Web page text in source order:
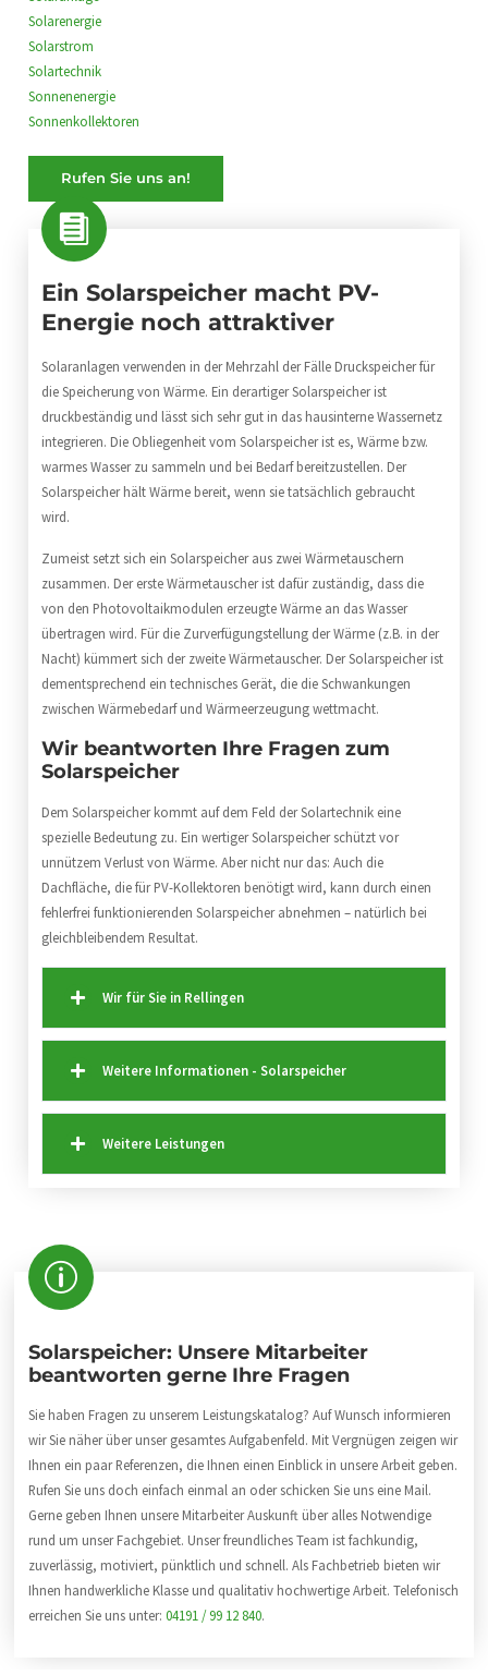
Solarenergie
Solarstrom
Solartechnik
Sonnenenergie
Sonnenkollektoren
Rufen Sie uns an!
Ein Solarspeicher macht PV-
Energie noch attraktiver
Solaranlagen verwenden in der Mehrzahl der Fälle Druckspeicher für
die Speicherung von Wärme. Ein derartiger Solarspeicher ist
druckbeständig und lässt sich sehr gut in das hausinterne Wassernetz
integrieren. Die Obliegenheit vom Solarspeicher ist es, Wärme bzw.
warmes Wasser zu sammeln und bei Bedarf bereitzustellen. Der
Solarspeicher hält Wärme bereit, wenn sie tatsächlich gebraucht
wird.
Zumeist setzt sich ein Solarspeicher aus zwei Wärmetauschern
zusammen. Der erste Wärmetauscher ist dafür zuständig, dass die
von den Photovoltaikmodulen erzeugte Wärme an das Wasser
übertragen wird. Für die Zurverfügungstellung der Wärme (z.B. in der
Nacht) kümmert sich der zweite Wärmetauscher. Der Solarspeicher ist
dementsprechend ein technisches Gerät, die die Schwankungen
zwischen Wärmebedarf und Wärmeerzeugung wettmacht.
Wir beantworten Ihre Fragen zum
Solarspeicher
Dem Solarspeicher kommt auf dem Feld der Solartechnik eine
spezielle Bedeutung zu. Ein wertiger Solarspeicher schützt vor
unnützem Verlust von Wärme. Aber nicht nur das: Auch die
Dachfläche, die für PV-Kollektoren benötigt wird, kann durch einen
fehlerfrei funktionierenden Solarspeicher abnehmen – natürlich bei
gleichbleibendem Resultat.
Wir für Sie in Rellingen
Weitere Informationen - Solarspeicher
Weitere Leistungen
Solarspeicher: Unsere Mitarbeiter
beantworten gerne Ihre Fragen
Sie haben Fragen zu unserem Leistungskatalog? Auf Wunsch informieren
wir Sie näher über unser gesamtes Aufgabenfeld. Mit Vergnügen zeigen wir
Ihnen ein paar Referenzen, die Ihnen einen Einblick in unsere Arbeit geben.
Rufen Sie uns doch einfach einmal an oder schicken Sie uns eine Mail.
Gerne geben Ihnen unsere Mitarbeiter Auskunft über alles Notwendige
rund um unser Fachgebiet. Unser freundliches Team ist fachkundig,
zuverlässig, motiviert, pünktlich und schnell. Als Fachbetrieb bieten wir
Ihnen handwerkliche Klasse und qualitativ hochwertige Arbeit. Telefonisch
erreichen Sie uns unter: 04191 / 99 12 840.